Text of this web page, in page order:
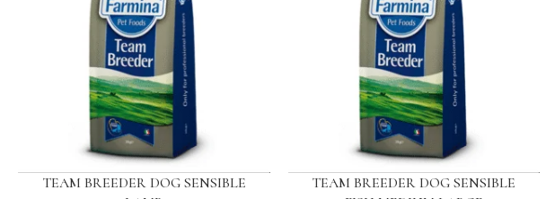
TEAM BREEDER DOG SENSIBLE
TEAM BREEDER DOG SENSIBLE